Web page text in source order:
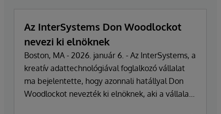
Az InterSystems Don Woodlockot
nevezi ki elnöknek
Boston, MA - 2026. január 6. - Az InterSystems, a
kreatív adattechnológiával foglalkozó vállalat
ma bejelentette, hogy azonnali hatállyal Don
Woodlockot nevezték ki elnöknek, aki a vállalat